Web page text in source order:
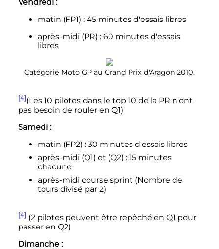
Vendredi :
matin (FP1) : 45 minutes d'essais libres
après-midi (PR) : 60 minutes d'essais
libres
Catégorie Moto GP au Grand Prix d'Aragon 2010.
[4](Les 10 pilotes dans le top 10 de la PR n'ont
pas besoin de rouler en Q1)
Samedi :
matin (FP2) : 30 minutes d'essais libres
après-midi (Q1) et (Q2) : 15 minutes
chacune
après-midi course sprint (Nombre de
tours divisé par 2)
[4] (2 pilotes peuvent être repêché en Q1 pour
passer en Q2)
Dimanche :